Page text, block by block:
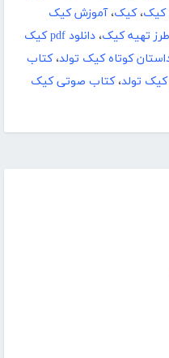
کیک،کیک،آموزش کیک
طرز تهیه کیک،
دانلود pdf کیک
کوتاه کیک تولد،کتاب
تولد،کتاب صوتی کیک